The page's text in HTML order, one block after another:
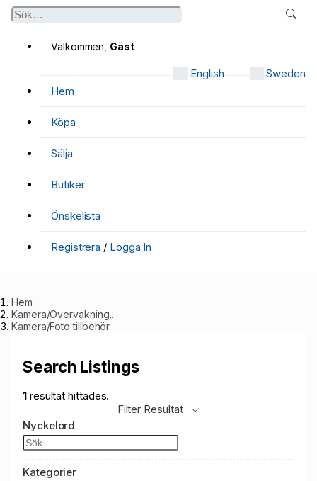
Välkommen, Gäst
English
Sweden
Hem
Köpa
Sälja
Butiker
Önskelista
Registrera / Logga In
Hem
Kamera/Övervakning..
Kamera/Foto tillbehör
Search Listings
1 resultat hittades.
Filter Resultat
Nyckelord
Kategorier